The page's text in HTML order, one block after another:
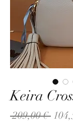
Keira
209,00 €